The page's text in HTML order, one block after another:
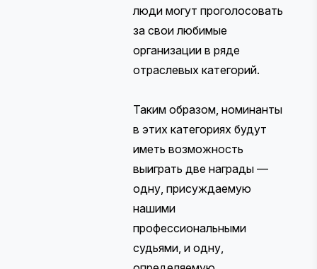
люди могут проголосовать
за свои любимые
организации в ряде
отраслевых категорий.
Таким образом, номинанты
в этих категориях будут
иметь возможность
выиграть две награды —
одну, присуждаемую
нашими
профессиональными
судьями, и одну,